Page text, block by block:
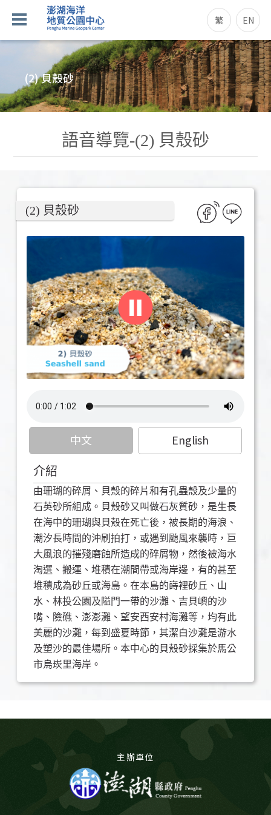
繁 EN
(2) 貝殼砂
語音導覽-(2) 貝殼砂
(2) 貝殼砂
中文 English
介紹
由珊瑚的碎屑、貝殼的碎片和有孔蟲殼及少量的
石英砂所組成。貝殼砂又叫做石灰質砂，是生長
在海中的珊瑚與貝殼在死亡後，被長期的海浪、
潮汐長時間的沖刷拍打，或遇到颱風來襲時，巨
大風浪的摧殘磨蝕所造成的碎屑物，然後被海水
淘選、搬運、堆積在潮間帶或海岸邊，有的甚至
堆積成為砂丘或海島。在本島的嵵裡砂丘、山
水、林投公園及隘門一帶的沙灘、吉貝嶼的沙
嘴、險礁、澎澎灘、望安西安村海灘等，均有此
美麗的沙灘，每到盛夏時節，其潔白沙灘是游水
及塑沙的最佳場所。本中心的貝殼砂採集於馬公
市烏崁里海岸。
主辦單位